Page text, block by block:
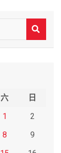
六
日
1
2
8
9